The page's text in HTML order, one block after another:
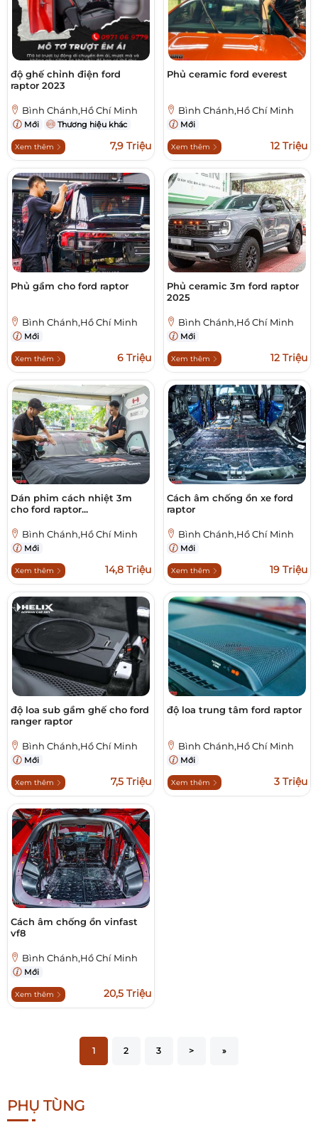
độ ghế chỉnh điện ford
raptor 2023
Bình Chánh,Hồ Chí Minh
Mới Thương hiệu khác
Xem thêm 7,9 Triệu
Phủ ceramic ford everest
Bình Chánh,Hồ Chí Minh
Mới
Xem thêm 12 Triệu
Phủ gầm cho ford raptor
Bình Chánh,Hồ Chí Minh
Mới
Xem thêm 6 Triệu
Phủ ceramic 3m ford raptor
2025
Bình Chánh,Hồ Chí Minh
Mới
Xem thêm 12 Triệu
Dán phim cách nhiệt 3m
cho ford raptor...
Bình Chánh,Hồ Chí Minh
Mới
Xem thêm 14,8 Triệu
Cách âm chống ồn xe ford
raptor
Bình Chánh,Hồ Chí Minh
Mới
Xem thêm 19 Triệu
độ loa sub gầm ghế cho ford
ranger raptor
Bình Chánh,Hồ Chí Minh
Mới
Xem thêm 7,5 Triệu
độ loa trung tâm ford raptor
Bình Chánh,Hồ Chí Minh
Mới
Xem thêm 3 Triệu
Cách âm chống ồn vinfast
vf8
Bình Chánh,Hồ Chí Minh
Mới
Xem thêm 20,5 Triệu
1 2 3 > »
PHỤ TÙNG